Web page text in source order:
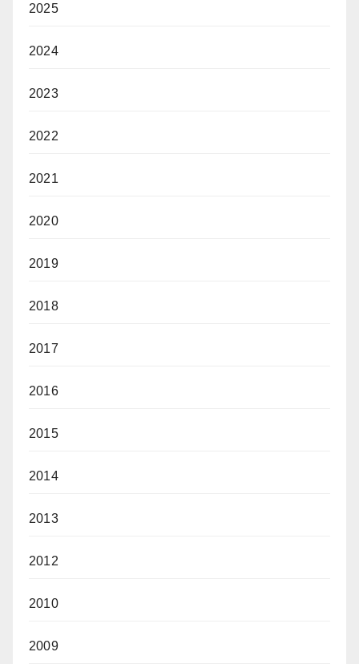
2025
2024
2023
2022
2021
2020
2019
2018
2017
2016
2015
2014
2013
2012
2010
2009